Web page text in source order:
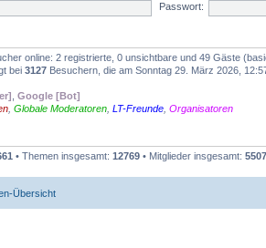
Passwort:
online: 2 registrierte, 0 unsichtbare und 49 Gäste
bei 3127 Besuchern, die am Sonntag 29. März 2026,
Google [Bot]
Globale Moderatoren LT-Freunde Organisatoren
• Themen insgesamt: 12769 • Mitglieder insgesamt: 5507
Übersicht